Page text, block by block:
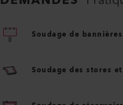
Soudage de
Soudage des stores